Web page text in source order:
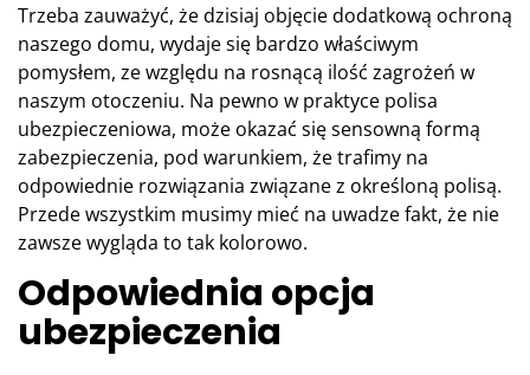
Trzeba zauważyć, że dzisiaj objęcie dodatkową ochroną
naszego domu, wydaje się bardzo właściwym
pomysłem, ze względu na rosnącą ilość zagrożeń w
naszym otoczeniu. Na pewno w praktyce polisa
ubezpieczeniowa, może okazać się sensowną formą
zabezpieczenia, pod warunkiem, że trafimy na
odpowiednie rozwiązania związane z określoną polisą.
Przede wszystkim musimy mieć na uwadze fakt, że nie
zawsze wygląda to tak kolorowo.
Odpowiednia opcja
ubezpieczenia